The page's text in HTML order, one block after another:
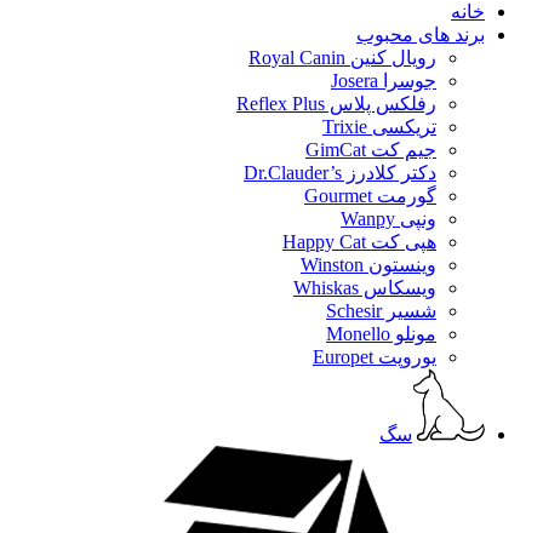
خانه
برند های محبوب
رویال کنین Royal Canin
جوسرا Josera
رفلکس پلاس Reflex Plus
تریکسی Trixie
جیم کت GimCat
دکتر کلادرز Dr.Clauder’s
گورمت Gourmet
ونپی Wanpy
هپی کت Happy Cat
وینستون Winston
ویسکاس Whiskas
شسیر Schesir
مونلو Monello
یوروپت Europet
سگ